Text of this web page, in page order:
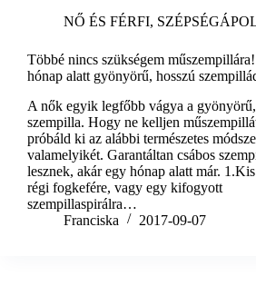
NŐ ÉS FÉRFI,
Többé nincs szükségem
hónap alatt gyönyörű, hosszú
A nők egyik legfőbb vágya a
szempilla. Hogy ne kelljen
próbáld ki az alábbi természetes
valamelyikét. Garantáltan csábos
lesznek, akár egy hónap alatt már.
régi fogkefére, vagy egy kifogyott
szempillaspirálra…
Franciska
2017-09-07